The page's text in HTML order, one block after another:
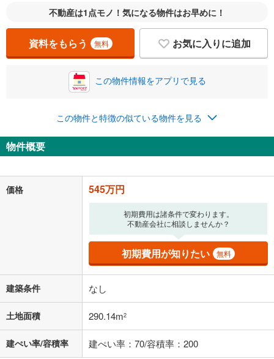
不動産は1点モノ！気になる物件はお早めに！
資料をもらう 無料 お気に入りに追加
この物件情報をアプリで見る
この物件と特徴の似ている物件を見る
物件概要
価格 545万円
初期費用は諸条件で変わります。
不動産会社に相談しませんか？
初期費用が知りたい 無料
建築条件 なし
土地面積 290.14m2
建ぺい率/容積率 建ぺい率：70/容積率：200